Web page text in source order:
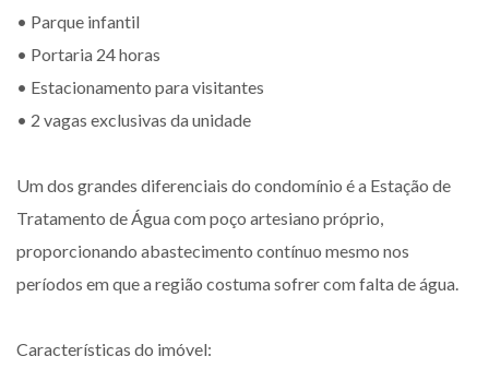
• Parque infantil
• Portaria 24 horas
• Estacionamento para visitantes
• 2 vagas exclusivas da unidade
Um dos grandes diferenciais do condomínio é a Estação de
Tratamento de Água com poço artesiano próprio,
proporcionando abastecimento contínuo mesmo nos
períodos em que a região costuma sofrer com falta de água.
Características do imóvel: